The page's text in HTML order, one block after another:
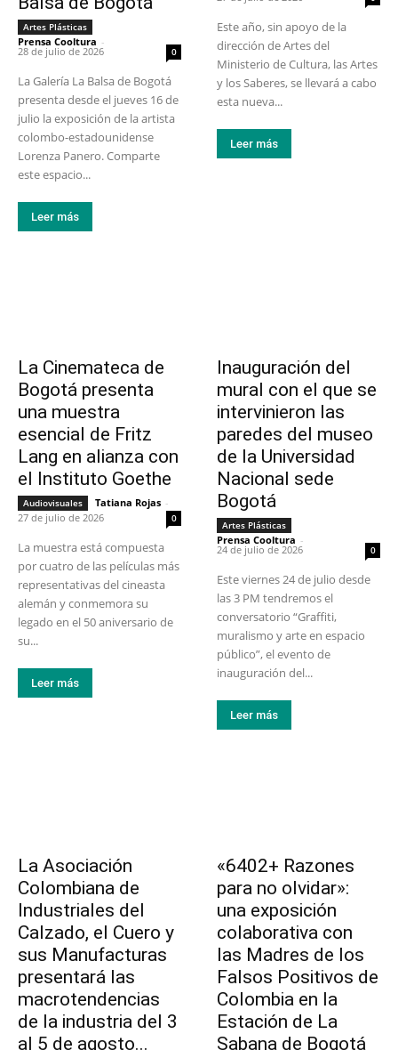
Artes Plásticas
Prensa Cooltura -
28 de julio de 2026 0
La Galería La Balsa de Bogotá
presenta desde el jueves 16 de
julio la exposición de la artista
colombo-estadounidense
Lorenza Panero. Comparte
este espacio...
Leer más
Este año, sin apoyo de la
dirección de Artes del
Ministerio de Cultura, las Artes
y los Saberes, se llevará a cabo
esta nueva...
Leer más
La Cinemateca de
Bogotá presenta
una muestra
esencial de Fritz
Lang en alianza con
el Instituto Goethe
Audiovisuales Tatiana Rojas -
27 de julio de 2026
0
La muestra está compuesta
por cuatro de las películas más
representativas del cineasta
alemán y conmemora su
legado en el 50 aniversario de
su...
Leer más
Inauguración del
mural con el que se
intervinieron las
paredes del museo
de la Universidad
Nacional sede
Bogotá
Artes Plásticas
Prensa Cooltura -
24 de julio de 2026 0
Este viernes 24 de julio desde
las 3 PM tendremos el
conversatorio “Graffiti,
muralismo y arte en espacio
público”, el evento de
inauguración del...
Leer más
La Asociación
Colombiana de
Industriales del
Calzado, el Cuero y
sus Manufacturas
presentará las
macrotendencias
de la industria del 3
al 5 de agosto...
«6402+ Razones
para no olvidar»:
una exposición
colaborativa con
las Madres de los
Falsos Positivos de
Colombia en la
Estación de La
Sabana de Bogotá